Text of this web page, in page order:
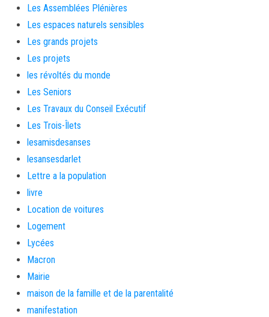
Les Assemblées Plénières
Les espaces naturels sensibles
Les grands projets
Les projets
les révoltés du monde
Les Seniors
Les Travaux du Conseil Exécutif
Les Trois-Îlets
lesamisdesanses
lesansesdarlet
Lettre a la population
livre
Location de voitures
Logement
Lycées
Macron
Mairie
maison de la famille et de la parentalité
manifestation